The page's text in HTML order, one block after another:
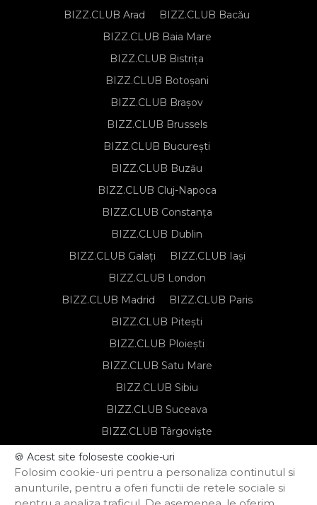
BIZZ.CLUB Arad
BIZZ.CLUB Bacău
BIZZ.CLUB Baia Mare
BIZZ.CLUB Bistrița
BIZZ.CLUB Botoșani
BIZZ.CLUB Brașov
BIZZ.CLUB Brussels
BIZZ.CLUB București
BIZZ.CLUB Buzău
BIZZ.CLUB Cluj-Napoca
BIZZ.CLUB Constanța
BIZZ.CLUB Dublin
BIZZ.CLUB Galați
BIZZ.CLUB Iași
BIZZ.CLUB London
BIZZ.CLUB Madrid
BIZZ.CLUB Paris
BIZZ.CLUB Pitești
BIZZ.CLUB Ploiești
BIZZ.CLUB Satu Mare
BIZZ.CLUB Sibiu
BIZZ.CLUB Suceava
BIZZ.CLUB Târgoviște
BIZZ.CLUB Târgu Mureș
BIZZ.CLUB Timișoara
🍪 Acest site foloseste cookie-uri
Folosim cookie-uri pentru a personaliza continutul si
anunturile, pentru a oferi functii de retele sociale si